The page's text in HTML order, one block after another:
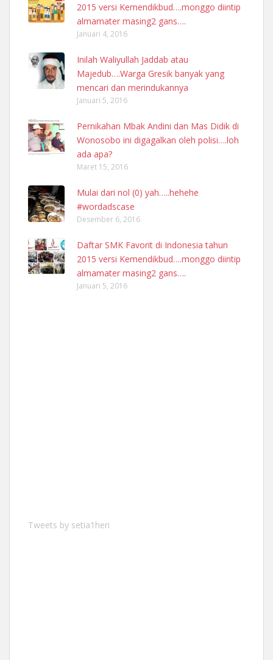
2015 versi Kemendikbud….monggo diintip
almamater masing2 gans….
Januari 4, 2016
Inilah Waliyullah Jaddab atau
Majedub….Warga Gresik banyak yang
mencari dan merindukannya
Januari 5, 2016
Pernikahan Mbak Andini dan Mas Didik di
Wonosobo ini digagalkan oleh polisi….loh
ada apa?
Maret 15, 2016
Mulai dari nol (0) yah…..hehehe
#wordadscase
Desember 6, 2016
Daftar SMK Favorit di Indonesia tahun
2015 versi Kemendikbud….monggo diintip
almamater masing2 gans….
Januari 5, 2016
Tweets by setia1heri